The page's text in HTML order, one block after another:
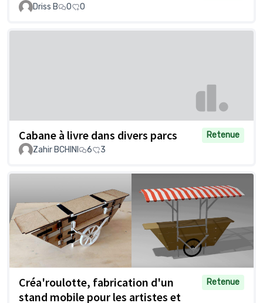
Driss B
0 0
Cabane à livre dans divers parcs
Retenue
Zahir BCHINI
6 3
Créa'roulotte, fabrication d'un
stand mobile pour les artistes et
Retenue